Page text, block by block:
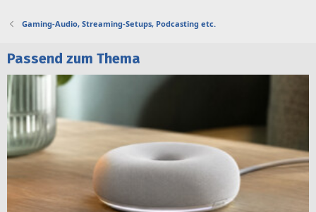
Gaming-Audio, Streaming-Setups, Podcasting etc.
Passend zum Thema